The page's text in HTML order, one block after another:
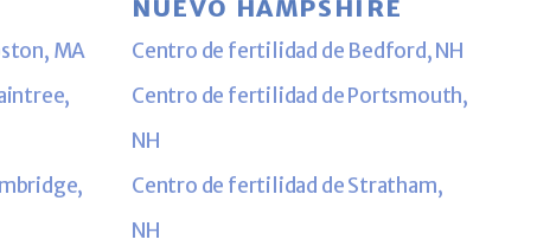
MA
NUEVO HAMPSHIRE
Centro de fertilidad de Bedford, NH
Centro de fertilidad de Portsmouth,
NH
Centro de fertilidad de Stratham,
NH